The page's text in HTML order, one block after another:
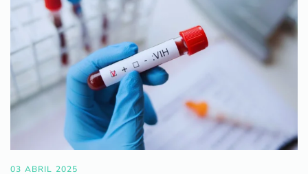
03 ABRIL 2025